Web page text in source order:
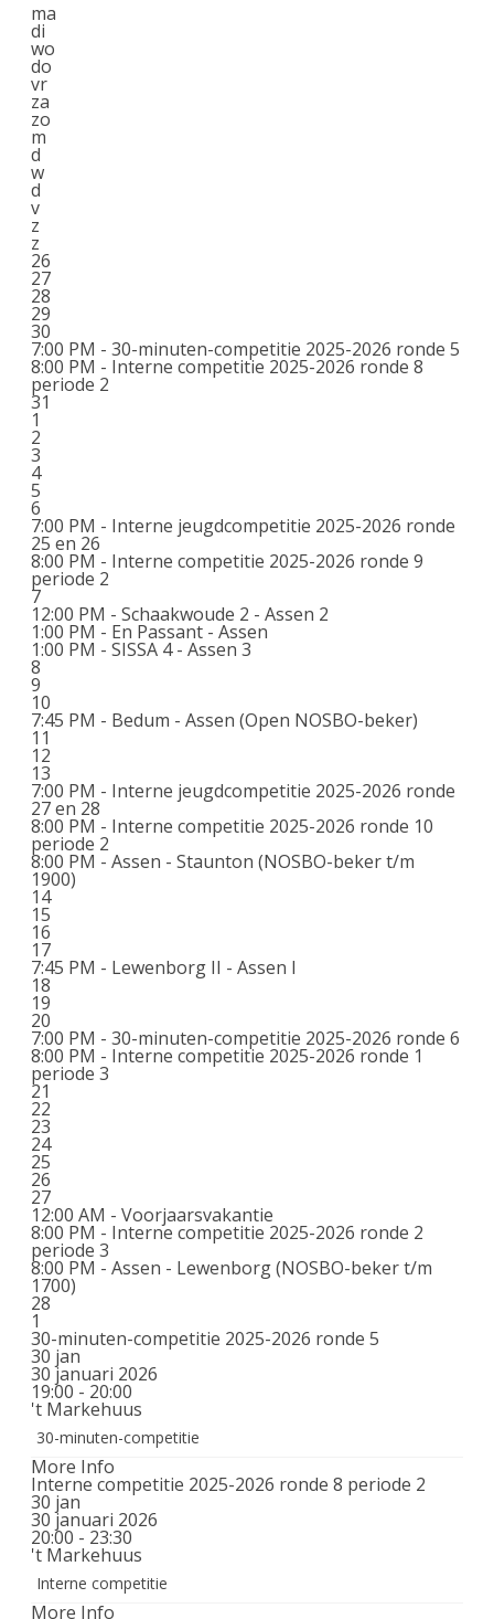
ma
di
wo
do
vr
za
zo
m
d
w
d
v
z
z
26
27
28
29
30
7:00 PM - 30-minuten-competitie 2025-2026 ronde 5
8:00 PM - Interne competitie 2025-2026 ronde 8
periode 2
31
1
2
3
4
5
6
7:00 PM - Interne jeugdcompetitie 2025-2026 ronde
25 en 26
8:00 PM - Interne competitie 2025-2026 ronde 9
periode 2
7
12:00 PM - Schaakwoude 2 - Assen 2
1:00 PM - En Passant - Assen
1:00 PM - SISSA 4 - Assen 3
8
9
10
7:45 PM - Bedum - Assen (Open NOSBO-beker)
11
12
13
7:00 PM - Interne jeugdcompetitie 2025-2026 ronde
27 en 28
8:00 PM - Interne competitie 2025-2026 ronde 10
periode 2
8:00 PM - Assen - Staunton (NOSBO-beker t/m
1900)
14
15
16
17
7:45 PM - Lewenborg II - Assen I
18
19
20
7:00 PM - 30-minuten-competitie 2025-2026 ronde 6
8:00 PM - Interne competitie 2025-2026 ronde 1
periode 3
21
22
23
24
25
26
27
12:00 AM - Voorjaarsvakantie
8:00 PM - Interne competitie 2025-2026 ronde 2
periode 3
8:00 PM - Assen - Lewenborg (NOSBO-beker t/m
1700)
28
1
30-minuten-competitie 2025-2026 ronde 5
30 jan
30 januari 2026
19:00 - 20:00
't Markehuus
30-minuten-competitie
More Info
Interne competitie 2025-2026 ronde 8 periode 2
30 jan
30 januari 2026
20:00 - 23:30
't Markehuus
Interne competitie
More Info